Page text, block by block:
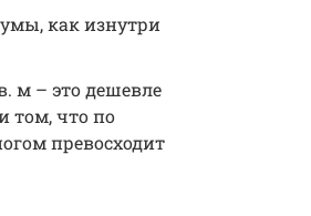
как изнутри
м – это дешевле
том, что по
превосходит